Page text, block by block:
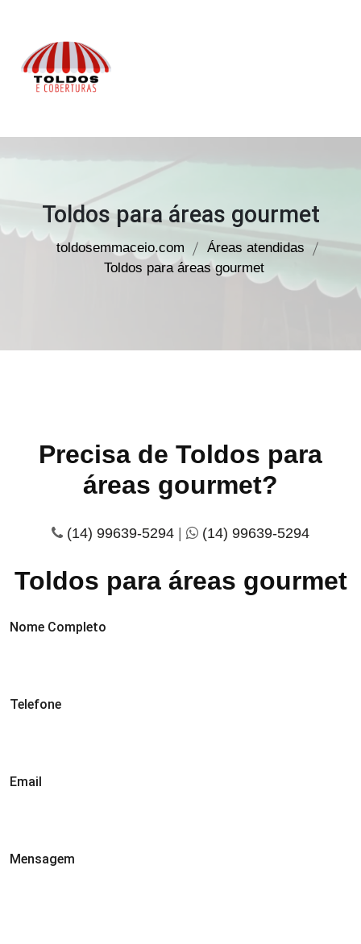
Toldos
Toldos para áreas gourmet
toldosemmaceio.com
Áreas atendidas
Toldos para áreas gourmet
Precisa de Toldos para
áreas gourmet?
(14) 99639-5294 | (14) 99639-5294
Toldos para áreas gourmet
Nome Completo
Telefone
Email
Mensagem